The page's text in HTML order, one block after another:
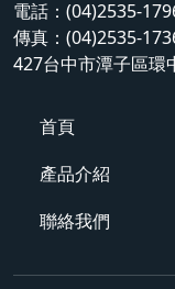
電話：(04)2535-
傳真：(04)2535-
427台中市潭子區環
首頁
產品介紹
聯絡我們